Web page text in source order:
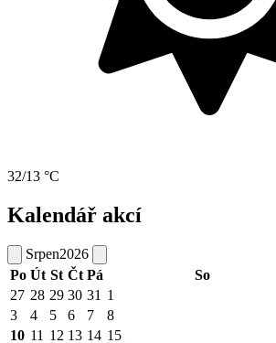
32/13 °C
Kalendář akcí
Srpen2026
Po Út St Čt Pá So
27 28 29 30 31 1
3
4 5 6 7 8
10 11 12 13 14 15